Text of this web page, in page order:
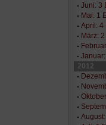
Juni: 3
Mai: 1
April: 4
März:
2012